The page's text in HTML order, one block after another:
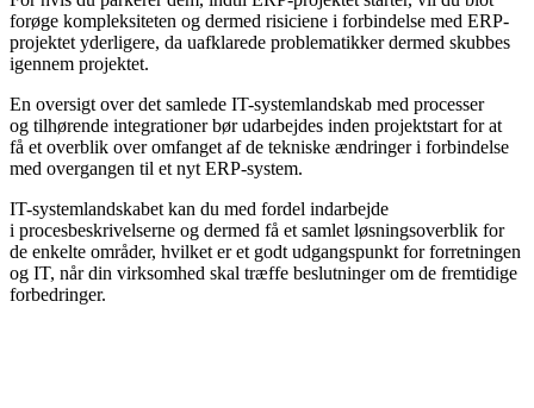
forøge kompleksiteten og dermed risiciene i forbindelse med ERP-
projektet yderligere, da uafklarede problematikker dermed skubbes
igennem projektet.
En oversigt over det samlede IT-systemlandskab med processer
og tilhørende integrationer bør udarbejdes inden projektstart for at
få et overblik over omfanget af de tekniske ændringer i forbindelse
med overgangen til et nyt ERP-system.
IT-systemlandskabet kan du med fordel indarbejde
i procesbeskrivelserne og dermed få et samlet løsningsoverblik for
de enkelte områder, hvilket er et godt udgangspunkt for forretningen
og IT, når din virksomhed skal træffe beslutninger om de fremtidige
forbedringer.